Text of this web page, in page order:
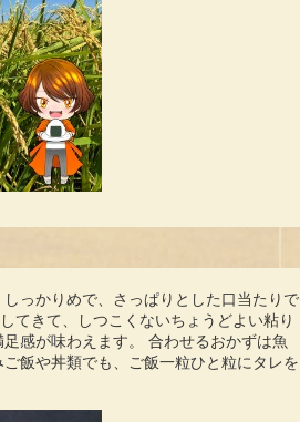
っかりめで、さっぱりとした口当たりで
てきて、しつこくないちょうどよい粘り
感が味わえます。 合わせるおかずは魚
飯や丼類でも、ご飯一粒ひと粒にタレを